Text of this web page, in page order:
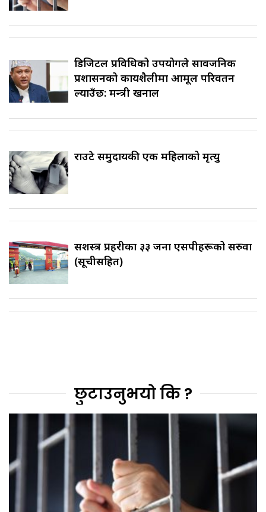
डिजिटल प्रविधिको उपयोगले सार्वजनिक
प्रशासनको कार्यशैलीमा आमूल परिवर्तन
ल्याउँछ: मन्त्री खनाल
राउटे समुदायकी एक महिलाको मृत्यु
सशस्त्र प्रहरीका ३३ जना एसपीहरूको सरुवा
(सूचीसहित)
छुटाउनुभयो कि ?